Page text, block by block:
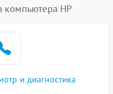
1400 ₽ Подробнее →
1700 ₽
1500 ₽ Подробнее →
компьютера HP
и диагностика